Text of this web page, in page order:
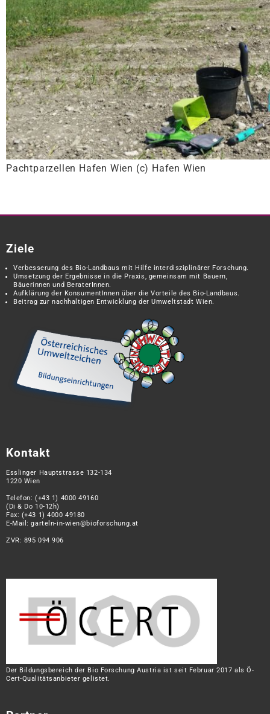
Pachtparzellen Hafen Wien (c) Hafen Wien
Ziele
Verbesserung des Bio-Landbaus mit Hilfe interdisziplinärer Forschung.
Umsetzung der Ergebnisse in die Praxis, gemeinsam mit Bauern,
Bäuerinnen und BeraterInnen.
Aufklärung der KonsumentInnen über die Vorteile des Bio-Landbaus.
Beitrag zur nachhaltigen Entwicklung der Umweltstadt Wien.
Kontakt
Esslinger Hauptstrasse 132-134
1220 Wien
Telefon:(+43 1) 4000 49160
(Di & Do 10-12h)
Fax: (+43 1) 4000 49180
E-Mail:garteln-in-wien@bioforschung.at
ZVR: 895 094 906
Der Bildungsbereich der Bio Forschung Austria ist seit Februar 2017 als Ö-
Cert-Qualitätsanbieter gelistet.